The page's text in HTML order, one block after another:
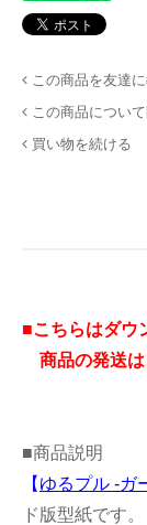
この商品を友達
この商品につい
買い物を続ける
■こちらはダウ
商品の発送は
■商品説明
【 ゆるプル -
ド版型紙です。